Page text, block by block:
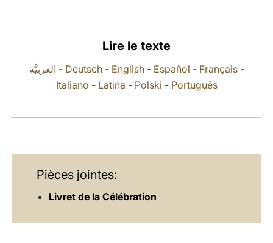
Lire le texte
العربيَّة - Deutsch- English- Español - Français-
Italiano - Latina - Polski - Português
Pièces jointes:
Livret de la Célébration